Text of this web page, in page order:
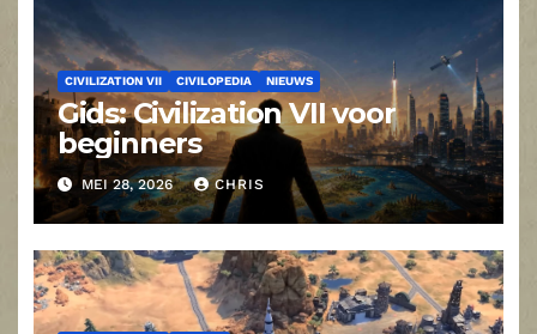
CIVILIZATION VII CIVILOPEDIA NIEUWS
Gids: Civilization VII voor
beginners
MEI 28, 2026 CHRIS